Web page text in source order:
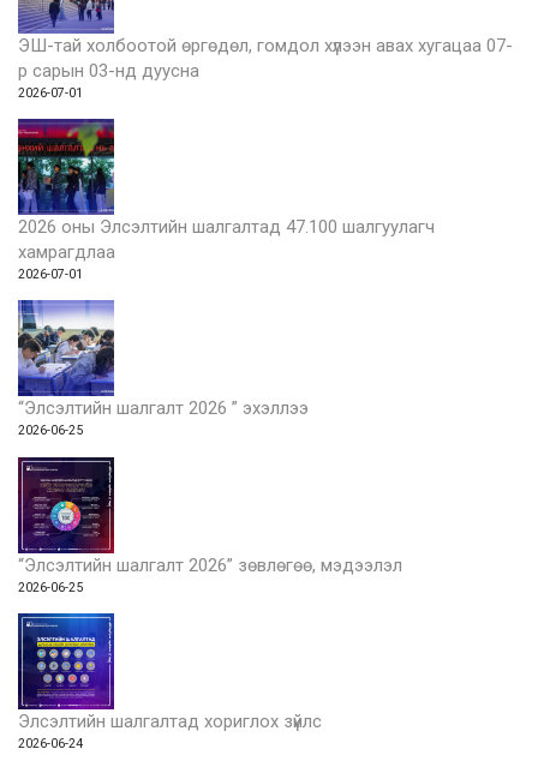
ЭШ-тай холбоотой өргөдөл, гомдол хүлээн авах хугацаа 07-
р сарын 03-нд дуусна
2026-07-01
2026 оны Элсэлтийн шалгалтад 47.100 шалгуулагч
хамрагдлаа
2026-07-01
“Элсэлтийн шалгалт 2026 ” эхэллээ
2026-06-25
“Элсэлтийн шалгалт 2026” зөвлөгөө, мэдээлэл
2026-06-25
Элсэлтийн шалгалтад хориглох зүйлс
2026-06-24